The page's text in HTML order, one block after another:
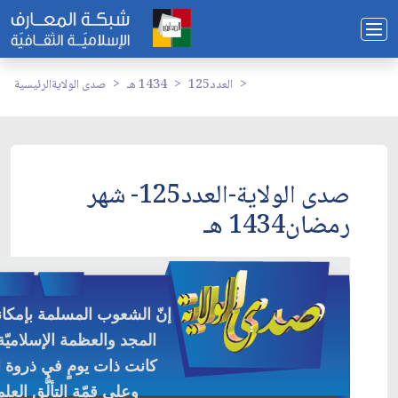
الرئيسيةصدى الولاية 1434 هـ العدد125
صدى الولاية-العدد125- شهر
رمضان1434 هـ
إنّ الشعوب المسلمة
المجد والعظمة
كانت ذات يومٍ في ذروة
وعلى قمّة التألُّق